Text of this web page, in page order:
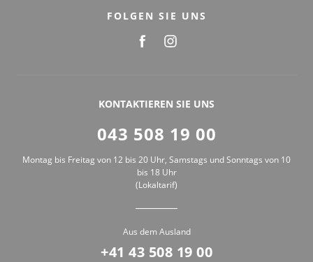
FOLGEN SIE UNS
KONTAKTIEREN SIE UNS
043 508 19 00
Montag bis Freitag von 12 bis 20 Uhr, Samstags und Sonntags von 10
bis 18 Uhr
(Lokaltarif)
Aus dem Ausland
+41 43 508 19 00